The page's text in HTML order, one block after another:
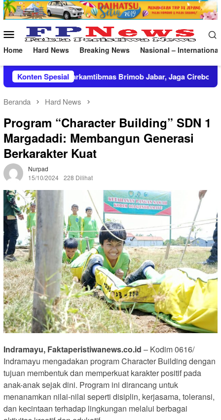
Loncat
ke
Menu
Mobile
Home Hard News Breaking News Nasional – International
Konten Spesial
Brimob Jabar, Jaga Cirebon Tetap Kondusif
Beranda Hard News
Program “Character Building” SDN 1
Margadadi: Membangun Generasi
Berkarakter Kuat
Nurpad
15/10/2024 228 Dilihat
Indramayu, Faktaperistiwanews.co.id – Kodim 0616/
Indramayu mengadakan program Character Building dengan
tujuan membentuk dan memperkuat karakter positif pada
anak-anak sejak dini. Program ini dirancang untuk
menanamkan nilai-nilai seperti disiplin, kerjasama, toleransi,
dan kecintaan terhadap lingkungan melalui berbagai